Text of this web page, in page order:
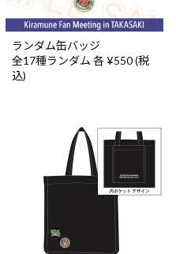
ランダム缶バッジ
全17種ランダム 各 ¥550 (税
込)